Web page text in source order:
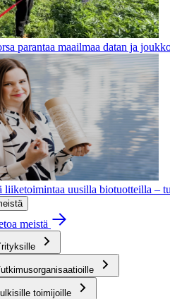
parantaa maailmaa datan ja
liiketoimintaa uusilla biotuotteilla –
meistä
toimijoille